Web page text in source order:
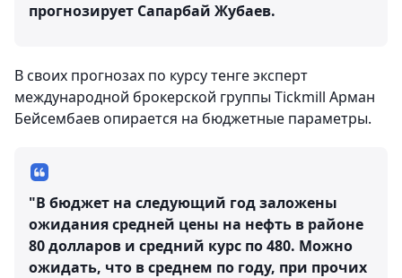
прогнозирует Сапарбай Жубаев.
В своих прогнозах по курсу тенге эксперт
международной брокерской группы Tickmill Арман
Бейсембаев опирается на бюджетные параметры.
"В бюджет на следующий год заложены
ожидания средней цены на нефть в районе
80 долларов и средний курс по 480. Можно
ожидать, что в среднем по году, при прочих